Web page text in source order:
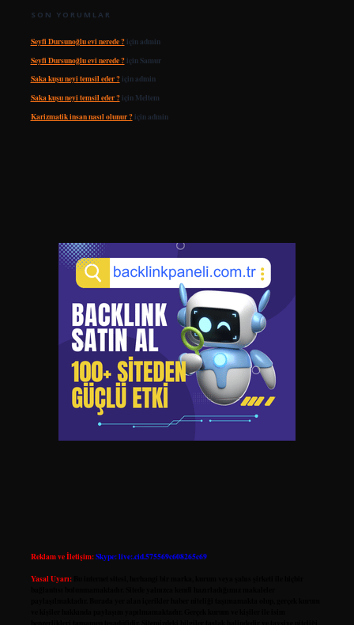
SON YORUMLAR
Seyfi Dursunoğlu evi nerede ?içinadmin
Seyfi Dursunoğlu evi nerede ?içinSamur
Saka kuşu neyi temsil eder ?içinadmin
Saka kuşu neyi temsil eder ?için Meltem
Karizmatik insan nasıl olunur ?içinadmin
Reklam ve İletişim:Skype: live:.cid.575569c608265c69
Yasal Uyarı: